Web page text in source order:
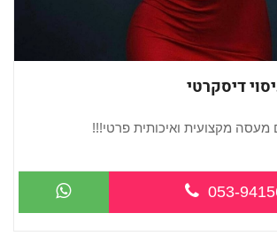
דיסקרטי
מעסה מקצועית ואיכותית פרטי!!!
053-